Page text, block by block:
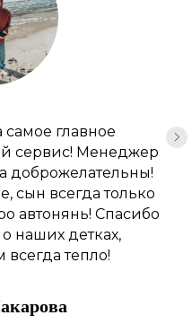
главное
сервис! Менеджер
доброжелательны!
сын всегда только
автонянь! Спасибо
наших детках,
всегда тепло!